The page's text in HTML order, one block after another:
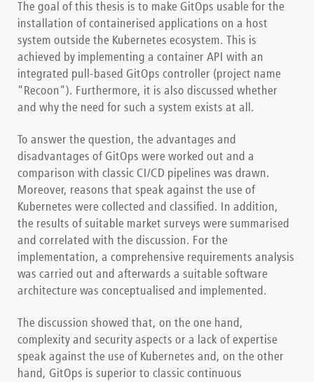
The goal of this thesis is to make GitOps usable for the
installation of containerised applications on a host
system outside the Kubernetes ecosystem. This is
achieved by implementing a container API with an
integrated pull-based GitOps controller (project name
"Recoon"). Furthermore, it is also discussed whether
and why the need for such a system exists at all.
To answer the question, the advantages and
disadvantages of GitOps were worked out and a
comparison with classic CI/CD pipelines was drawn.
Moreover, reasons that speak against the use of
Kubernetes were collected and classified. In addition,
the results of suitable market surveys were summarised
and correlated with the discussion. For the
implementation, a comprehensive requirements analysis
was carried out and afterwards a suitable software
architecture was conceptualised and implemented.
The discussion showed that, on the one hand,
complexity and security aspects or a lack of expertise
speak against the use of Kubernetes and, on the other
hand, GitOps is superior to classic continuous